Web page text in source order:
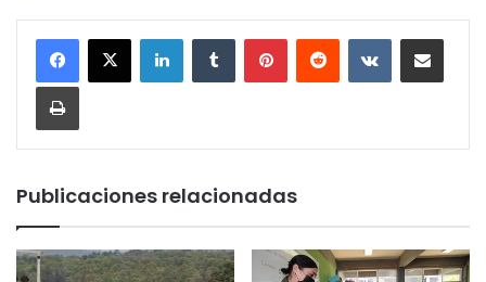
LinkedInTumblr PinterestReddit VKontakteCompartir por
Imprimir
Publicaciones relacionadas